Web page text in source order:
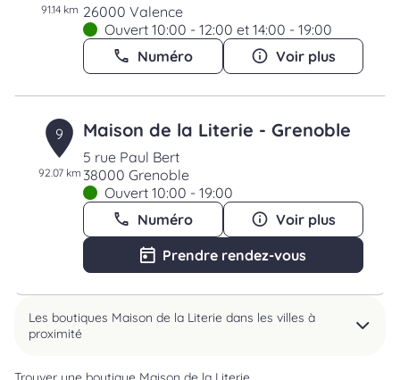
91.14 km 26000 Valence
Ouvert 10:00 - 12:00 et 14:00 - 19:00
Numéro
Voir plus
9
92.07 km
Maison de la Literie - Grenoble
5 rue Paul Bert
38000 Grenoble
Ouvert 10:00 - 19:00
Numéro
Voir plus
Prendre rendez-vous
Les boutiques Maison de la Literie dans les villes à
proximité